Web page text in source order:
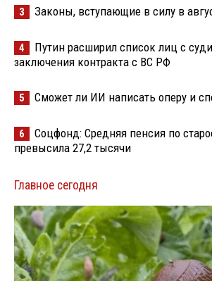
3 Законы, вступающие в силу в
4
Путин расширил список лиц с
заключения контракта с ВС РФ
5 Сможет ли ИИ написать оперу и
6
Соцфонд: Средняя пенсия по
превысила 27,2 тысячи
Главное сегодня